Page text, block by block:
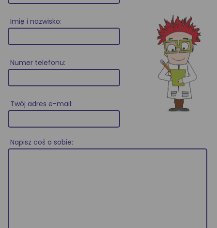
Imię i nazwisko:
Numer telefonu:
Twój adres e-mail:
Napisz coś o sobie: